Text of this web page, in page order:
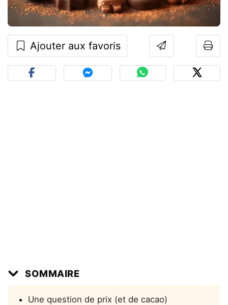
Ajouter aux favoris
SOMMAIRE
Une question de prix (et de cacao)